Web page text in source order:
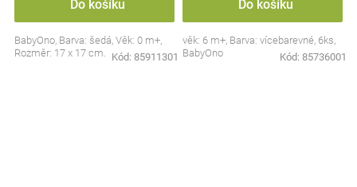
Do košíku
BabyOno, Barva: šedá, Věk: 0 m+,
Rozměr: 17 x 17 cm.
Kód: 85911301
Do košíku
věk: 6 m+, Barva: vícebarevné, 6ks,
BabyOno
Kód: 85736001